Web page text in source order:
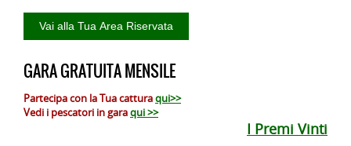
GARA GRATUITA MENSILE
Partecipa con la Tua catturaqui>>
Vedi i pescatori in garaqui >>
I Premi Vinti